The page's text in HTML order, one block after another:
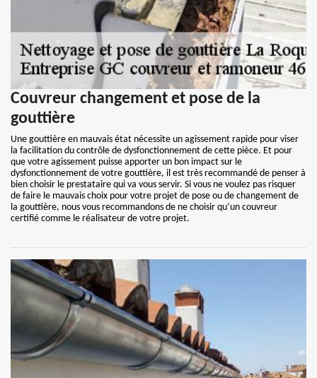
Couvreur changement et pose de la
gouttière
Une gouttière en mauvais état nécessite un agissement rapide pour viser
la facilitation du contrôle de dysfonctionnement de cette pièce. Et pour
que votre agissement puisse apporter un bon impact sur le
dysfonctionnement de votre gouttière, il est très recommandé de penser à
bien choisir le prestataire qui va vous servir. Si vous ne voulez pas risquer
de faire le mauvais choix pour votre projet de pose ou de changement de
la gouttière, nous vous recommandons de ne choisir qu’un couvreur
certifié comme le réalisateur de votre projet.